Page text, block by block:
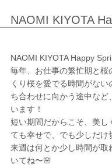
NAOMI KIYOTA
NAOMI KIYOTA Happy
毎年、お仕事の繁忙期と桜
くり桜を愛でる時間がな
ち合わせに向かう途中な
います！
短い期間だからこそ、美し
ても幸せで、でも少しだけ
来週は何とか少し時間が取
いてね〜🌸